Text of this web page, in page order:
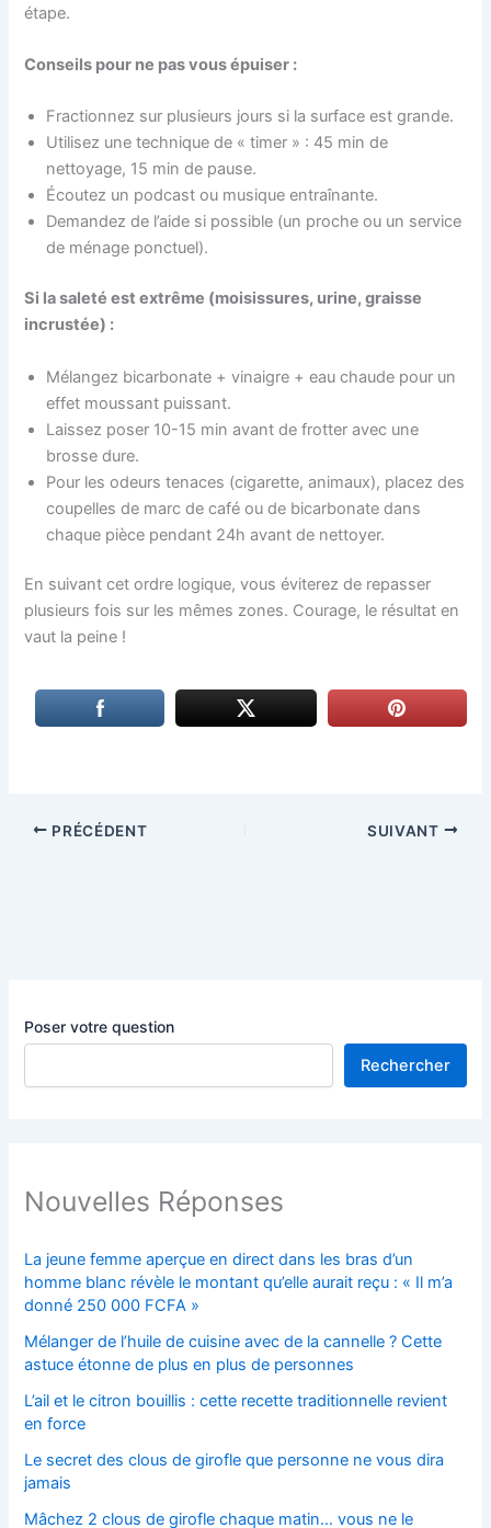
Poser votre question
Rechercher
Nouvelles Réponses
La jeune femme aperçue en direct dans les bras d’un
homme blanc révèle le montant qu’elle aurait reçu : « Il m’a
donné 250 000 FCFA »
Mélanger de l’huile de cuisine avec de la cannelle ? Cette
astuce étonne de plus en plus de personnes
L’ail et le citron bouillis : cette recette traditionnelle revient
en force
Le secret des clous de girofle que personne ne vous dira
jamais
Mâchez 2 clous de girofle chaque matin… vous ne le
étape.
Conseils pour ne pas vous épuiser :
Fractionnez sur plusieurs jours si la surface est grande.
Utilisez une technique de « timer » : 45 min de
nettoyage, 15 min de pause.
Écoutez un podcast ou musique entraînante.
Demandez de l’aide si possible (un proche ou un service
de ménage ponctuel).
Si la saleté est extrême (moisissures, urine, graisse
incrustée) :
Mélangez bicarbonate + vinaigre + eau chaude pour un
effet moussant puissant.
Laissez poser 10-15 min avant de frotter avec une
brosse dure.
Pour les odeurs tenaces (cigarette, animaux), placez des
coupelles de marc de café ou de bicarbonate dans
chaque pièce pendant 24h avant de nettoyer.
En suivant cet ordre logique, vous éviterez de repasser
plusieurs fois sur les mêmes zones. Courage, le résultat en
vaut la peine !
PRÉCÉDENT SUIVANT